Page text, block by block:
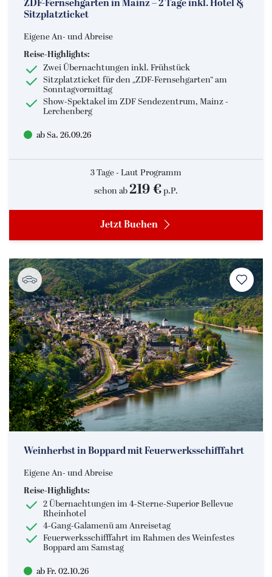
ZDF-Fernsehgarten in Mainz – 2 Tage inkl. Hotel &
Sitzplatzticket
Eigene An- und Abreise
Reise-Highlights:
Zwei Übernachtungen inkl. Frühstück
Sitzplatzticket für den „ZDF-Fernsehgarten“ am
Sonntagvormittag
Show-Spektakel im ZDF Sendezentrum, Mainz -
Lerchenberg
ab Sa. 26.09.26
3 Tage - Laut Programm
schon ab 219 € p.P.
Jetzt Buchen
Weinherbst in Boppard mit Feuerwerksschifffahrt
Eigene An- und Abreise
Reise-Highlights:
2 Übernachtungen im 4-Sterne-Superior Bellevue
Rheinhotel
4-Gang-Galamenü am Anreisetag
Feuerwerksschifffahrt im Rahmen des Weinfestes
Boppard am Samstag
ab Fr. 02.10.26